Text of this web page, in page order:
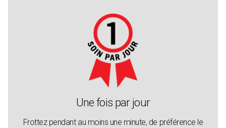
Une fois par jour
Frottez pendant au moins une minute, de préférence le